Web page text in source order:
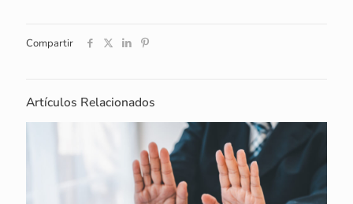
Compartir
Artículos Relacionados